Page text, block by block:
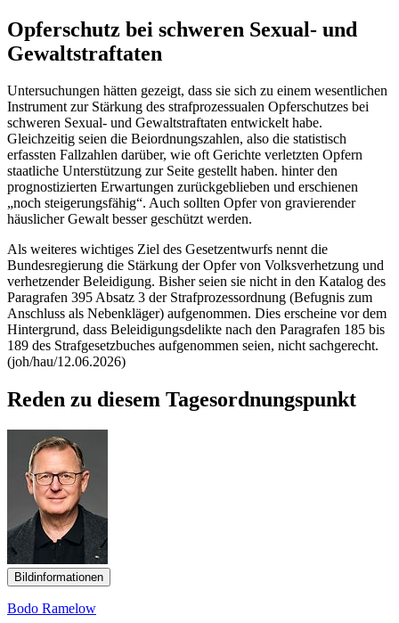
Opferschutz bei schweren Sexual- und
Gewaltstraftaten
Untersuchungen hätten gezeigt, dass sie sich zu einem wesentlichen
Instrument zur Stärkung des strafprozessualen Opferschutzes bei
schweren Sexual- und Gewaltstraftaten entwickelt habe.
Gleichzeitig seien die Beiordnungszahlen, also die statistisch
erfassten Fallzahlen darüber, wie oft Gerichte verletzten Opfern
staatliche Unterstützung zur Seite gestellt haben. hinter den
prognostizierten Erwartungen zurückgeblieben und erschienen
„noch steigerungsfähig“. Auch sollten Opfer von gravierender
häuslicher Gewalt besser geschützt werden.
Als weiteres wichtiges Ziel des Gesetzentwurfs nennt die
Bundesregierung die Stärkung der Opfer von Volksverhetzung und
verhetzender Beleidigung. Bisher seien sie nicht in den Katalog des
Paragrafen 395 Absatz 3 der Strafprozessordnung (Befugnis zum
Anschluss als Nebenkläger) aufgenommen. Dies erscheine vor dem
Hintergrund, dass Beleidigungsdelikte nach den Paragrafen 185 bis
189 des Strafgesetzbuches aufgenommen seien, nicht sachgerecht.
(joh/hau/12.06.2026)
Reden zu diesem Tagesordnungspunkt
Bildinformationen
Bodo Ramelow